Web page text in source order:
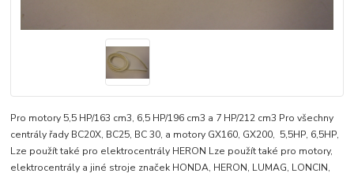
Pro motory 5,5 HP/163 cm3, 6,5 HP/196 cm3 a 7 HP/212 cm3 Pro všechny
centrály řady BC20X, BC25, BC 30, a motory GX160, GX200, 5,5HP, 6,5HP,
Lze použít také pro elektrocentrály HERON Lze použít také pro motory,
elektrocentrály a jiné stroje značek HONDA, HERON, LUMAG, LONCIN,